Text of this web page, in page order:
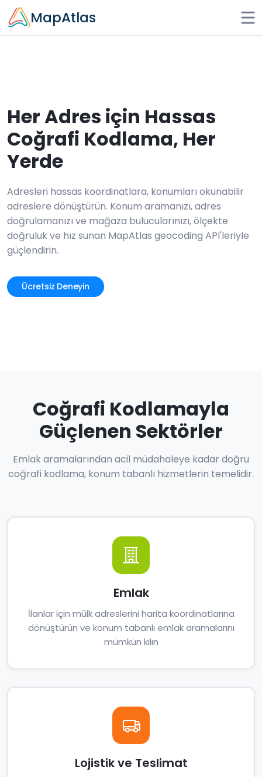
Skip to main content
MapAtlas
Her Adres için Hassas
Coğrafi Kodlama, Her
Yerde
Adresleri hassas koordinatlara, konumları okunabilir
adreslere dönüştürün. Konum aramanızı, adres
doğrulamanızı ve mağaza bulucularınızı, ölçekte
doğruluk ve hız sunan MapAtlas geocoding API'leriyle
güçlendirin.
Ücretsiz Deneyin
Coğrafi Kodlamayla
Güçlenen Sektörler
Emlak aramalarından acil müdahaleye kadar doğru
coğrafi kodlama, konum tabanlı hizmetlerin temelidir.
Emlak
İlanlar için mülk adreslerini harita koordinatlarına
dönüştürün ve konum tabanlı emlak aramalarını
mümkün kılın
Lojistik ve Teslimat